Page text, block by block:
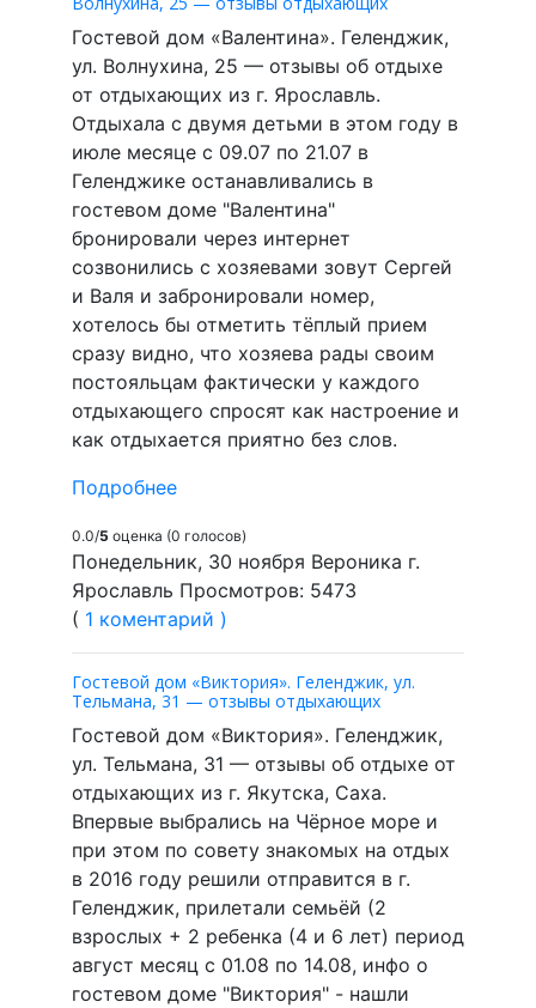
Гостевой дом «Валентина». Геленджик,
ул. Волнухина, 25 — отзывы об отдыхе
от отдыхающих из г. Ярославль.
Отдыхала с двумя детьми в этом году в
июле месяце с 09.07 по 21.07 в
Геленджике останавливались в
гостевом доме "Валентина"
бронировали через интернет
созвонились с хозяевами зовут Сергей
и Валя и забронировали номер,
хотелось бы отметить тёплый прием
сразу видно, что хозяева рады своим
постояльцам фактически у каждого
отдыхающего спросят как настроение и
как отдыхается приятно без слов.
Подробнее
0.0/5 оценка (0 голосов)
Понедельник, 30 ноября Вероника г.
Ярославль Просмотров: 5473
( 1 коментарий )
Гостевой дом «Виктория». Геленджик, ул.
Тельмана, 31 — отзывы отдыхающих
Гостевой дом «Виктория». Геленджик,
ул. Тельмана, 31 — отзывы об отдыхе от
отдыхающих из г. Якутска, Саха.
Впервые выбрались на Чёрное море и
при этом по совету знакомых на отдых
в 2016 году решили отправится в г.
Геленджик, прилетали семьёй (2
взрослых + 2 ребенка (4 и 6 лет) период
август месяц с 01.08 по 14.08, инфо о
гостевом доме "Виктория" - нашли